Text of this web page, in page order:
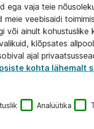
7b, 10112 Tallinn
ega vaja teie
meie veebisaidi
või ainult kohustuslike
klõpsates
ajal
kohta lähemalt
Analüütika